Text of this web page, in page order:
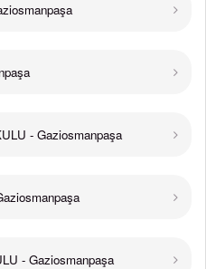
- Gaziosmanpaşa
- Gaziosmanpaşa